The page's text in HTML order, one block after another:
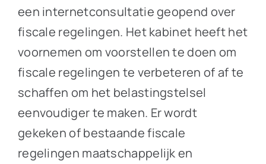
een internetconsultatie geopend over
fiscale regelingen. Het kabinet heeft het
voornemen om voorstellen te doen om
fiscale regelingen te verbeteren of af te
schaffen om het belastingstelsel
eenvoudiger te maken. Er wordt
gekeken of bestaande fiscale
regelingen maatschappelijk en